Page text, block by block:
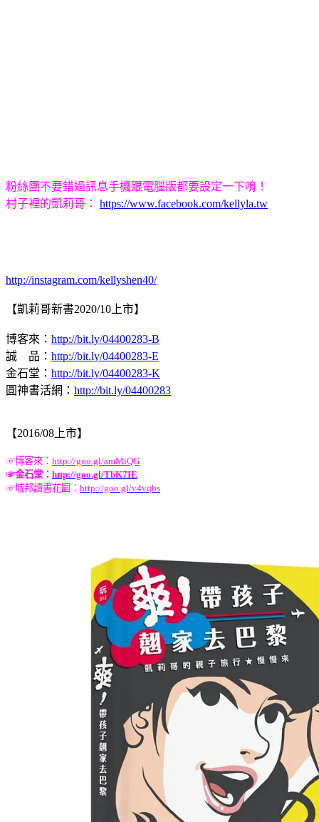
粉絲團不要錯過訊息手機跟電腦版都要設定一下唷！
村子裡的凱莉哥： https://www.facebook.com/kellyla.tw
http://instagram.com/kellyshen40/
【凱莉哥新書2020/10上市】
博客來： http://bit.ly/04400283-B
誠 品： http://bit.ly/04400283-E
金石堂： http://bit.ly/04400283-K
圓神書活網： http://bit.ly/04400283
【2016/08上市】
☞博客來： http://goo.gl/amMiQG
☞金石堂： http://goo.gl/TbK7IE
☞城邦讀書花園： http://goo.gl/v4vqbs